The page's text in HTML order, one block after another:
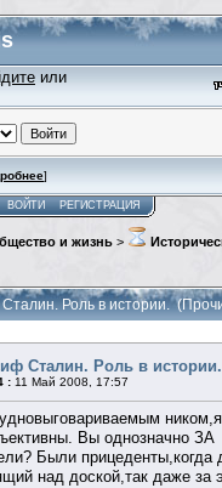
или
]
ВОЙТИ РЕГИСТРАЦИЯ
и жизнь >
Роль в истории.
Сталин. Роль в истории.
: 11 Май 2008, 17:57
Вы однозначно
Были прицеденты,когда
над доской,так даже за